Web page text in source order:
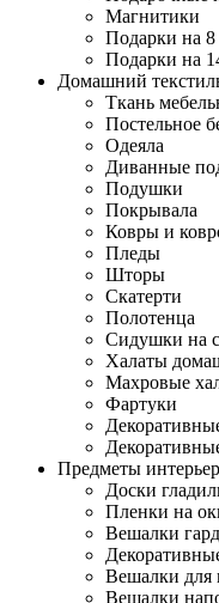
Магнитики
Подарки на 8
Подарки на
Домашний
Ткань
Постельное
Одеяла
Диванные
Подушки
Покрывала
Ковры и
Пледы
Шторы
Скатерти
Полотенца
Сидушки на
Халаты
Махровые
Фартуки
Предметы
Доски
Пленки на
Вешалки
Вешалки для
Вешалки